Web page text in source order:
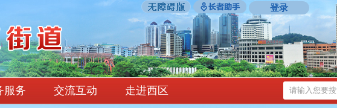
登录
服务 交流互动 走进西区